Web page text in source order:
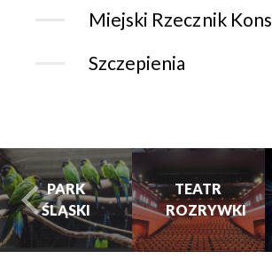
Miejski Rzecznik
Szczepienia
PARK
ŚLĄSKI
TEATR
ROZRYWKI